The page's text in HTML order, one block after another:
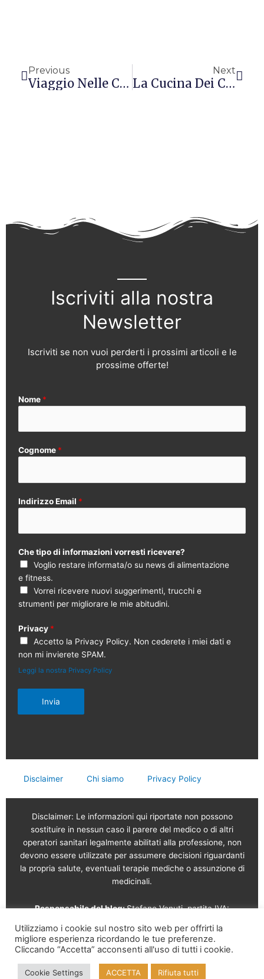
Previous
Viaggio Nelle Cucine Del Mondo: La Cucina Giapponese
Next
La Cucina Dei Caraibi
Iscriviti alla nostra
Newsletter
Iscriviti se non vuoi perderti i prossimi articoli e le
prossime offerte!
Nome *
Cognome *
Indirizzo Email *
Che tipo di informazioni vorresti ricevere?
Voglio restare informata/o su news di alimentazione
e fitness.
Vorrei ricevere nuovi suggerimenti, trucchi e
strumenti per migliorare le mie abitudini.
Privacy *
Accetto la Privacy Policy. Non cederete i miei dati e
non mi invierete SPAM.
Leggi la nostra Privacy Policy
Invia
Disclaimer Chi siamo Privacy Policy
Disclaimer: Le informazioni qui riportate non possono
sostituire in nessun caso il parere del medico o di altri
operatori sanitari legalmente abilitati alla professione, non
devono essere utilizzate per assumere decisioni riguardanti
la propria salute, eventuali terapie mediche o assunzione di
medicinali.
Responsabile del blog:Stefano Venuti, partita IVA:
Vendita online a cura di: Garam s.r.l.Via Serviliano
Lattuada, 16 – 20135 Milano – Tel. 02 56568491 – Part. IVA
09995210961 – REA MI-2126817
Utilizziamo i cookie sul nostro sito web per offrirti la
migliore esperienza ricordando le tue preferenze.
Cliccando “Accetta” acconsenti all'uso di tutti i cookie.
Cookie Settings ACCETTA Rifiuta tutti